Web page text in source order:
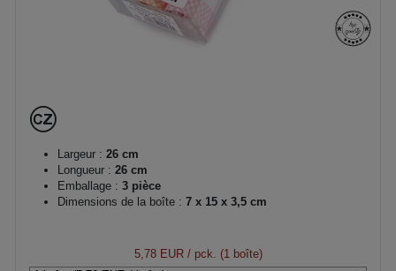
Largeur : 26 cm
Longueur : 26 cm
Emballage : 3 pièce
Dimensions de la boîte : 7 x 15 x 3,5 cm
5,78 EUR/ pck. (1 boîte)